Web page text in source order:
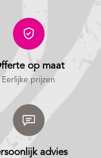
op maat
Eerlijke prijzen
advies